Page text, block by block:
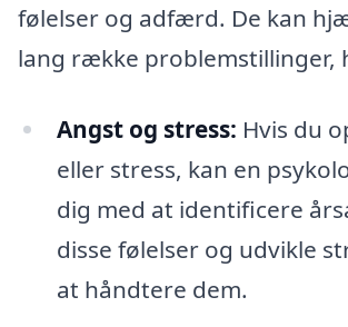
følelser og adfærd. De kan
lang række problemstillinger,
Angst og stress: Hvis du
eller stress, kan en
dig med at identificere
disse følelser og udvikle
at håndtere dem.